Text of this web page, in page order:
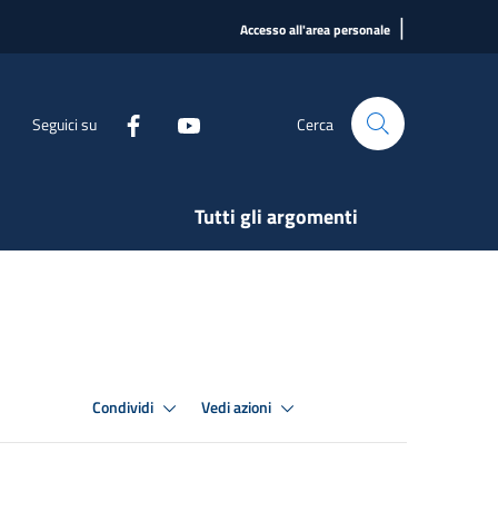
Accesso all'area personale |
Seguici su Cerca
Tutti gli argomenti
Condividi Vedi azioni